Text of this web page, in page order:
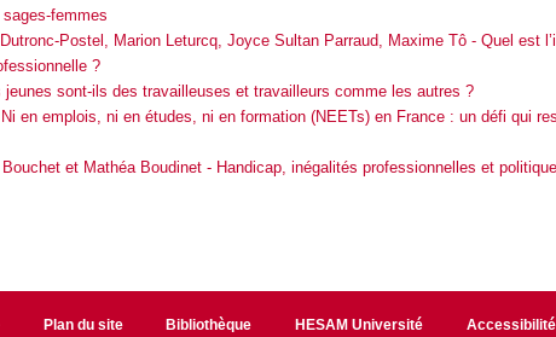
femmes
Postel, Marion Leturcq, Joyce Sultan Parraud, Maxime Tô - Quel est
?
jeunes sont-ils des travailleuses et travailleurs comme les autres ?
en emplois, ni en études, ni en formation (NEETs) en France : un défi qui
et Mathéa Boudinet - Handicap, inégalités professionnelles et
Plan du site Bibliothèque HESAM Université